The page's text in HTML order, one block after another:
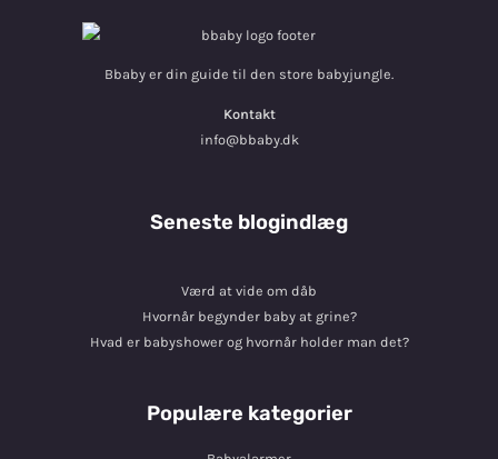
Bbaby er din guide til den store babyjungle.
Kontakt
info@bbaby.dk
Seneste blogindlæg
Værd at vide om dåb
Hvornår begynder baby at grine?
Hvad er babyshower og hvornår holder man det?
Populære kategorier